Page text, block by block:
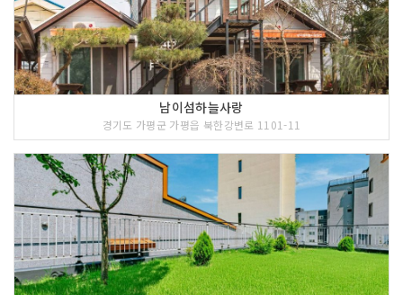
남이섬하늘사랑
경기도 가평군 가평읍 북한강변로 1101-11